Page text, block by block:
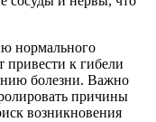
нормального
привести к гибели
болезни. Важно
причины
возникновения